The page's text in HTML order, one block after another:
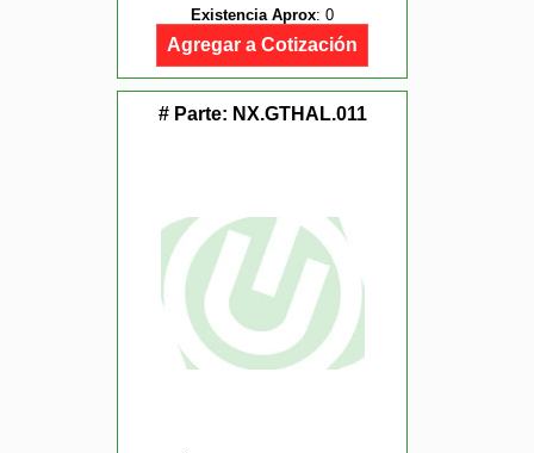
Existencia Aprox: 0
Agregar a Cotización
# Parte: NX.GTHAL.011